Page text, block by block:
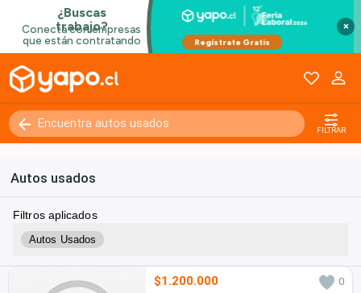
×
FILTRAR
Autos usados
Filtros aplicados
Autos Usados
$1.200.000
0